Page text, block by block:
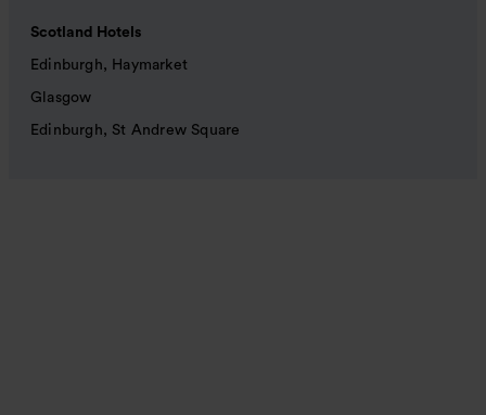
Scotland Hotels
Edinburgh, Haymarket
Glasgow
Edinburgh, St Andrew Square